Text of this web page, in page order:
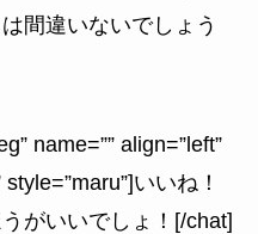
間違いないでしょう
name=”” align=”left”
いいね！
がいいでしょ！[/chat]